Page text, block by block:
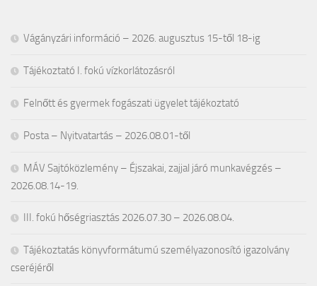
Vágányzári információ – 2026. augusztus 15-től 18-ig
Tájékoztató I. fokú vízkorlátozásról
Felnőtt és gyermek fogászati ügyelet tájékoztató
Posta – Nyitvatartás – 2026.08.01-től
MÁV Sajtóközlemény – Éjszakai, zajjal járó munkavégzés –
2026.08.14-19.
III. fokú hőségriasztás 2026.07.30 – 2026.08.04.
Tájékoztatás könyvformátumú személyazonosító igazolvány
cseréjéről